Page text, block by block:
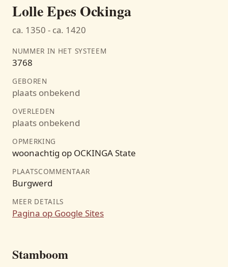
Lolle Epes Ockinga
ca. 1350 - ca. 1420
NUMMER IN HET SYSTEEM
3768
GEBOREN
plaats onbekend
OVERLEDEN
plaats onbekend
OPMERKING
woonachtig op OCKINGA State
PLAATSCOMMENTAAR
Burgwerd
MEER DETAILS
Pagina op Google Sites
Stamboom